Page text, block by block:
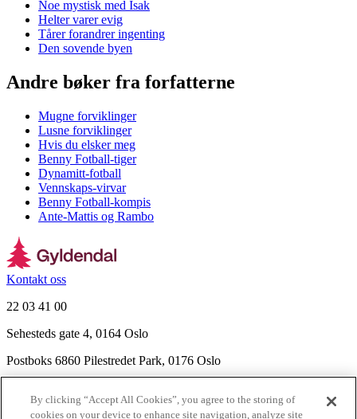
Noe mystisk med Isak
Helter varer evig
Tårer forandrer ingenting
Den sovende byen
Andre bøker fra forfatterne
Mugne forviklinger
Lusne forviklinger
Hvis du elsker meg
Benny Fotball-tiger
Dynamitt-fotball
Vennskaps-virvar
Benny Fotball-kompis
Ante-Mattis og Rambo
Kontakt oss
22 03 41 00
Sehesteds gate 4, 0164 Oslo
Postboks 6860 Pilestredet Park, 0176 Oslo
Nyhetsbrev
By clicking “Accept All Cookies”, you agree to the storing of
cookies on your device to enhance site navigation, analyze site